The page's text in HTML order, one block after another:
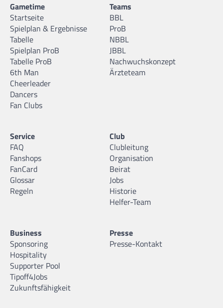
Gametime
Startseite
Spielplan & Ergebnisse
Tabelle
Spielplan ProB
Tabelle ProB
6th Man
Cheerleader
Dancers
Fan Clubs
Teams
BBL
ProB
NBBL
JBBL
Nachwuchskonzept
Ärzteteam
Service
FAQ
Fanshops
FanCard
Glossar
Regeln
Club
Clubleitung
Organisation
Beirat
Jobs
Historie
Helfer-Team
Business
Sponsoring
Hospitality
Supporter Pool
Tipoff4Jobs
Zukunftsfähigkeit
Presse
Presse-Kontakt